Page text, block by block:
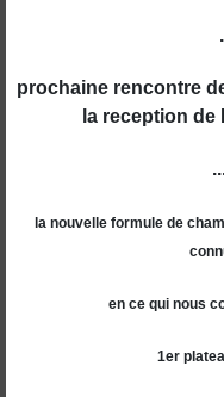
prochaine rencontre
la reception de
la nouvelle formule de
en ce qui nous
1er